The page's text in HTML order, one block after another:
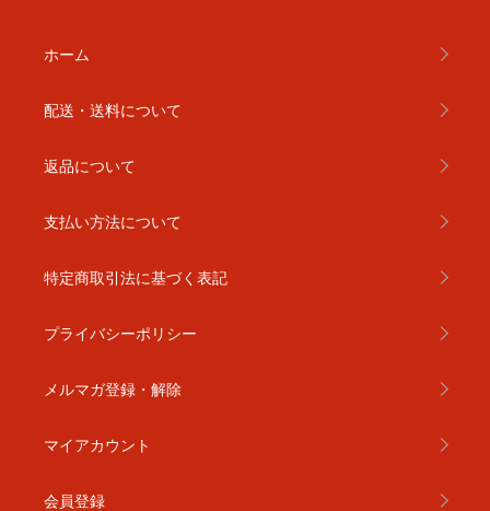
ホーム
配送・送料について
返品について
支払い方法について
特定商取引法に基づく表記
プライバシーポリシー
メルマガ登録・解除
マイアカウント
会員登録